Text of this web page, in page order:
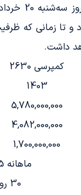
و تا زمانی که
داشت.
کمپرسی 2630
1403
5,780,000,000
4,082,000,000
1,700,000,000
ماهانه 2.5 درصد
30 روز کاری